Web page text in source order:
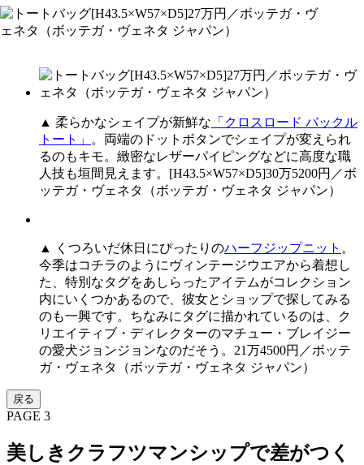
▲ 柔らかなシェイプが新鮮な 「クロスロード バックル
トート」 。両端のドットボタンでシェイプが変えられ
るのもキモ。緻密なレザーパイピングなどに高度な職
人技も垣間見えます。[H43.5×W57×D5]30万5200円／ボ
ッテガ・ヴェネタ（ボッテガ・ヴェネタ ジャパン）
▲ くつろいだ休日にぴったりのハーフジップニット 。
今季はコチラのようにヴィンテージウエアから着想し
た、特別なタグをあしらったアイテムがコレクション
内にいくつかあるので、彼女とショップで探してみる
のも一興です。ちなみにタグに描かれているのは、ク
リエイティブ・ディレクターのマチュー・ブレイジー
の愛犬ジョンジョンなのだそう。21万4500円／ボッテ
ガ・ヴェネタ（ボッテガ・ヴェネタ ジャパン）
戻る
PAGE 3
美しきクラフツマンシップで差がつく